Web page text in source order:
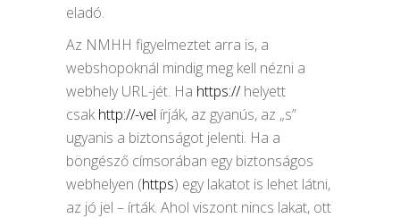
eladó.
Az NMHH figyelmeztet arra is, a
webshopoknál mindig meg kell nézni a
webhely URL-jét. Ha https://helyett
csakhttp://-vel írják, az gyanús, az „s”
ugyanis a biztonságot jelenti. Ha a
böngésző címsorában egy biztonságos
webhelyen (https) egy lakatot is lehet látni,
az jó jel – írták. Ahol viszont nincs lakat, ott